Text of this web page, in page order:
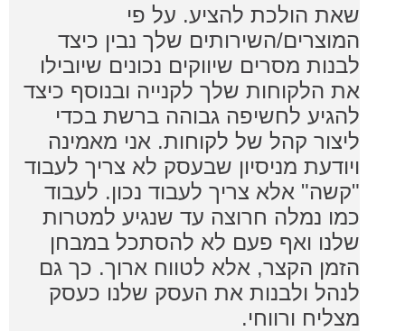
שאת הולכת להציע. על פי
המוצרים/השירותים שלך נבין כיצד
לבנות מסרים שיווקים נכונים שיובילו
את הלקוחות שלך לקנייה ובנוסף כיצד
להגיע לחשיפה גבוהה ברשת בכדי
ליצור קהל של לקוחות. אני מאמינה
ויודעת מניסיון שבעסק לא צריך לעבוד
"קשה" אלא צריך לעבוד נכון. לעבוד
כמו נמלה חרוצה עד שנגיע למטרות
שלנו ואף פעם לא להסתכל במבחן
הזמן הקצר, אלא לטווח ארוך. כך גם
לנהל ולבנות את העסק שלנו כעסק
מצליח ורווחי.